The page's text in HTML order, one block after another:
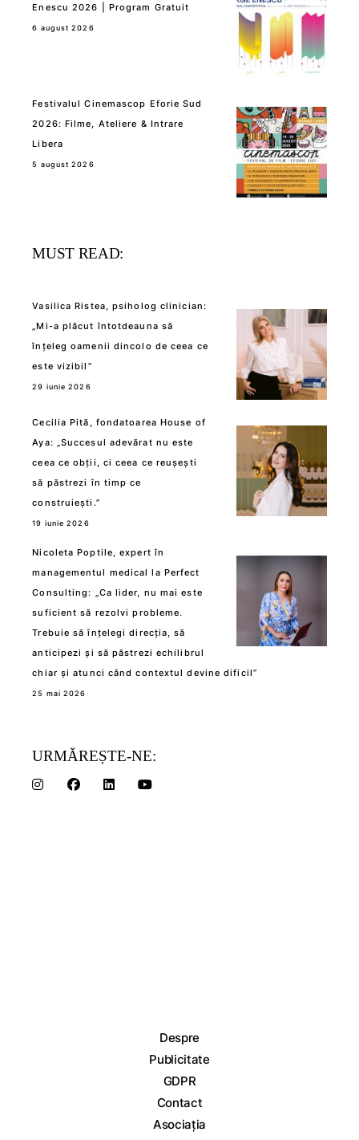
Enescu 2026 | Program Gratuit
6 august 2026
Festivalul Cinemascop Eforie Sud
2026: Filme, Ateliere & Intrare
Libera
5 august 2026
MUST READ:
Vasilica Ristea, psiholog clinician:
„Mi-a plăcut întotdeauna să
înțeleg oamenii dincolo de ceea ce
este vizibil”
29 iunie 2026
Cecilia Pită, fondatoarea House of
Aya: „Succesul adevărat nu este
ceea ce obții, ci ceea ce reușești
să păstrezi în timp ce
construiești.”
19 iunie 2026
Nicoleta Poptile, expert în
managementul medical la Perfect
Consulting: „Ca lider, nu mai este
suficient să rezolvi probleme.
Trebuie să înțelegi direcția, să
anticipezi și să păstrezi echilibrul
chiar și atunci când contextul devine dificil”
25 mai 2026
URMĂREȘTE-NE:
Despre
Publicitate
GDPR
Contact
Asociația